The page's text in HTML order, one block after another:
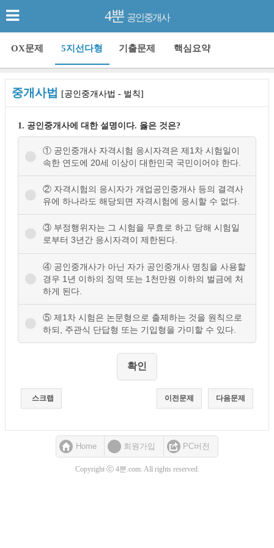
4뿐 공인중개사
OX문제 5지선다형 기출문제 핵심요약
중개사법 [공인중개사법 - 벌칙]
1. 공인중개사에 대한 설명이다. 옳은 것은?
① 공인중개사 자격시험 응시자격은 제1차 시험일이
속한 연도에 20세 이상이 대한민국 국민이어야 한다.
② 자격시험의 응시자가 개업공인중개사 등의 결격사
유에 하나라도 해당되면 자격시험에 응시할 수 없다.
③ 부정행위자는 그 시험을 무효로 하고 당해 시험일
로부터 3년간 응시자격이 제한된다.
④ 공인중개사가 아닌 자가 공인중개사 명칭을 사용할
경우 1년 이하의 징역 또는 1천만원 이하의 벌금에 처
하게 된다.
⑤ 제1차 시험은 논문형으로 출제하는 것을 원칙으로
하되, 주관식 단답형 또는 기입형을 가미할 수 있다.
스크랩 다음문제
이전문제
Home 회원가입 PC버전
Copyright ⓒ 4뿐.com. All rights reserved.